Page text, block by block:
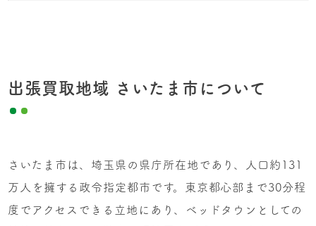
出張買取地域 さいたま市について
さいたま市は、埼玉県の県庁所在地であり、人口約131
万人を擁する政令指定都市です。東京都心部まで30分程
度でアクセスできる立地にあり、ベッドタウンとしての